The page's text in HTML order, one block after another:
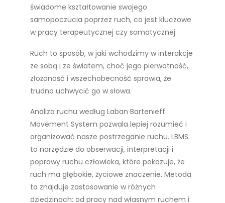
świadome kształtowanie swojego
samopoczucia poprzez ruch, co jest kluczowe
w pracy terapeutycznej czy somatycznej.
Ruch to sposób, w jaki wchodzimy w interakcje
ze sobą i ze światem, choć jego pierwotność,
złożoność i wszechobecność sprawia, że
trudno uchwycić go w słowa.
Analiza ruchu według Laban Bartenieff
Movement System pozwala lepiej rozumieć i
organizować nasze postrzeganie ruchu. LBMS
to narzędzie do obserwacji, interpretacji i
poprawy ruchu człowieka, które pokazuje, że
ruch ma głębokie, życiowe znaczenie. Metoda
ta znajduje zastosowanie w różnych
dziedzinach: od pracy nad własnym ruchem i